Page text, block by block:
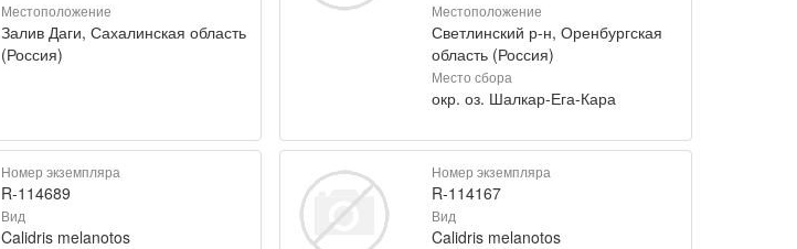
Местоположение
Залив Даги, Сахалинская область
(Россия)
Местоположение
Светлинский р-н, Оренбургская
область (Россия)
Место сбора
окр. оз. Шалкар-Ега-Кара
Номер экземпляра
R-114689
Вид
Calidris melanotos
Номер экземпляра
R-114167
Вид
Calidris melanotos